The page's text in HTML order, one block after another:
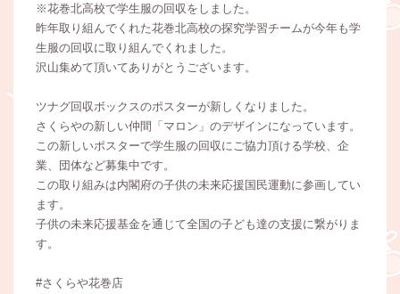
※花巻北高校で学生服の回収をしました。
昨年取り組んでくれた花巻北高校の探究学習チームが今年も学
生服の回収に取り組んでくれました。
沢山集めて頂いてありがとうございます。
ツナグ回収ボックスのポスターが新しくなりました。
さくらやの新しい仲間「マロン」のデザインになっています。
この新しいポスターで学生服の回収にご協力頂ける学校、企
業、団体など募集中です。
この取り組みは内閣府の子供の未来応援国民運動に参画してい
ます。
子供の未来応援基金を通じて全国の子ども達の支援に繋がりま
す。
#さくらや花巻店